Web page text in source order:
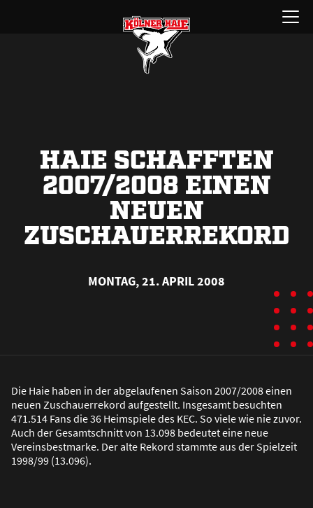
Menü
öffnen
HAIE SCHAFFTEN
2007/2008 EINEN
NEUEN
ZUSCHAUERREKORD
MONTAG, 21. APRIL 2008
Die Haie haben in der abgelaufenen Saison 2007/2008 einen
neuen Zuschauerrekord aufgestellt. Insgesamt besuchten
471.514 Fans die 36 Heimspiele des KEC. So viele wie nie zuvor.
Auch der Gesamtschnitt von 13.098 bedeutet eine neue
Vereinsbestmarke. Der alte Rekord stammte aus der Spielzeit
1998/99 (13.096).